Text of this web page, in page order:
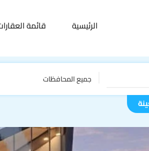
الرئيسية قائمة
جميع المحافظات